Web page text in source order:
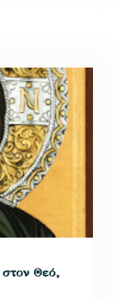
στον Θεό,